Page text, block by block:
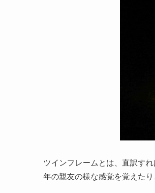
ツインフレームとは、直訳す
年の親友の様な感覚を覚えた